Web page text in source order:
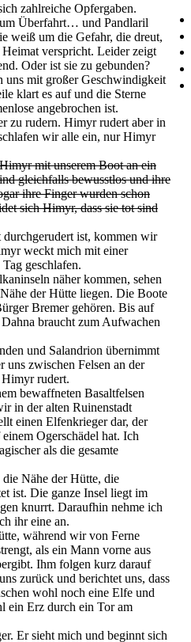
zahlreiche Opfergaben.
Überfahrt… und Pandlaril
weiß um die Gefahr, die dreut,
verspricht. Leider zeigt
Oder ist sie zu gebunden?
uns mit großer Geschwindigkeit
klart es auf und die Sterne
angebrochen ist.
zu rudern. Himyr rudert aber in
wir alle ein, nur Himyr
mit unserem Boot an ein
gleichfalls bewusstlos und ihre
ihre Finger wurden schon
sich Himyr, dass sie tot sind
ist, kommen wir
weckt mich mit einer
geschlafen.
näher kommen, sehen
der Hütte liegen. Die Boote
Bremer gehören. Bis auf
braucht zum Aufwachen
und Salandrion übernimmt
uns zwischen Felsen an der
rudert.
bewaffneten Basaltfelsen
in der alten Ruinenstadt
einen Elfenkrieger dar, der
Ogerschädel hat. Ich
als die gesamte
Nähe der Hütte, die
ist. Die ganze Insel liegt im
knurrt. Daraufhin nehme ich
ihr eine an.
während wir von Ferne
als ein Mann vorne aus
Ihm folgen kurz darauf
zurück und berichtet uns, dass
wohl noch eine Elfe und
ein Erz durch ein Tor am
Er sieht mich und beginnt sich